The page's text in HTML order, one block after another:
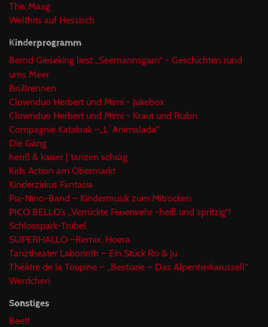
This Maag
Welthits auf Hessisch
Kinderprogramm
Bernd Gieseking liest „Seemannsgarn“ - Geschichten rund
ums Meer
Brüllrennen
Clownduo Herbert und Mimi - Jukebox
Clownduo Herbert und Mimi - Kraut und Ruibn
Compagnie Katakrak –„L´Animalada“
Die Gäng
henß & kaiser | tanzen schräg
Kids Action am Obermarkt
Kinderzirkus Fantasia
Pia-Nino-Band – Kindermusik zum Mitrocken
PICO BELLO’s „Verrückte Feuerwehr -heiß und spritzig“!
Schlosspark-Trubel
SUPERHALLO –Remix, Hoera
Tanztheater Laborinth – Ein Stück Ro & Ju
Théâtre de la Toupine – „Bestiarie – Das Alpentierkarussell“
Werdchen
Sonstiges
Beet!